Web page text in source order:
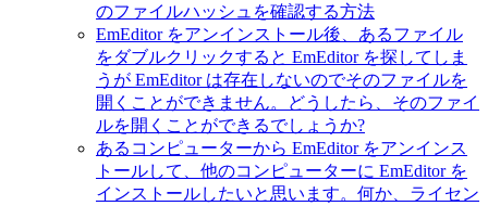
のファイルハッシュを確認する方法
EmEditor をアンインストール後、あるファイル
をダブルクリックすると EmEditor を探してしま
うが EmEditor は存在しないのでそのファイルを
開くことができません。どうしたら、そのファイ
ルを開くことができるでしょうか?
あるコンピューターから EmEditor をアンインス
トールして、他のコンピューターに EmEditor を
インストールしたいと思います。何か、ライセン